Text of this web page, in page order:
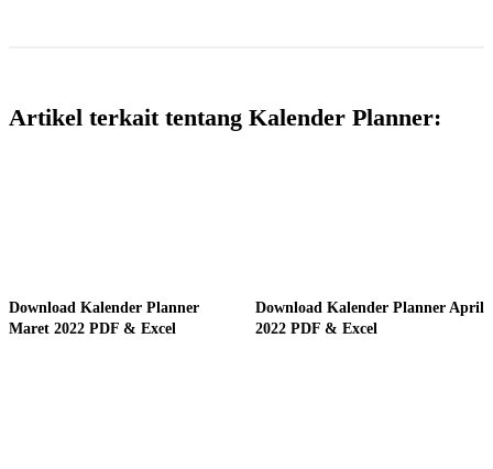
Artikel terkait tentang Kalender Planner:
Download Kalender Planner
Maret 2022 PDF & Excel
Download Kalender Planner April
2022 PDF & Excel